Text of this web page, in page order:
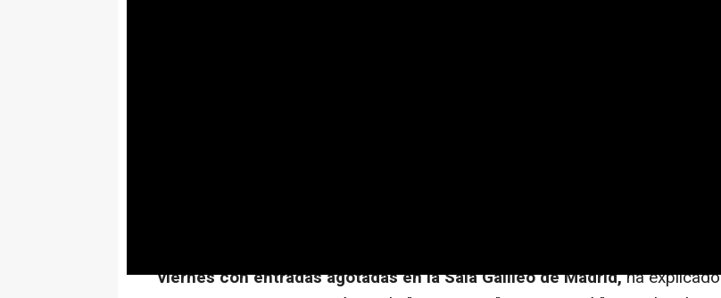
viernes con entradas agotadas en la Sala Galileo de Madrid,ha explicado